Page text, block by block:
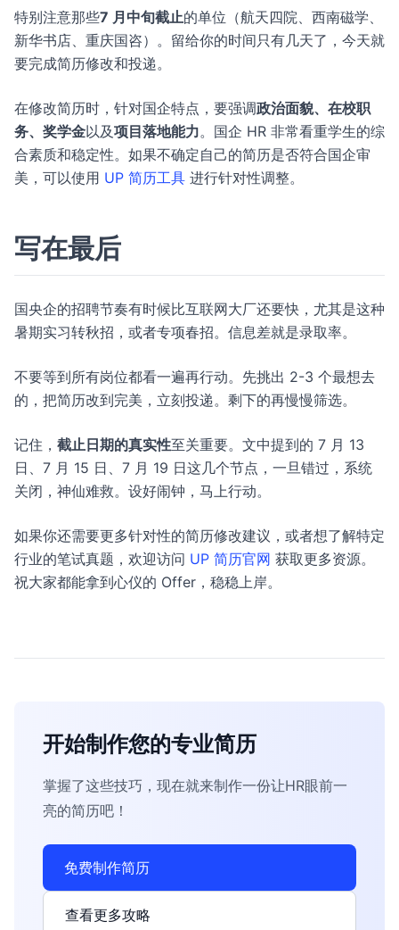
特别注意那些7 月中旬截止的单位（航天四院、西南磁学、
新华书店、重庆国咨）。留给你的时间只有几天了，今天就
要完成简历修改和投递。
在修改简历时，针对国企特点，要强调政治面貌、在校职
务、奖学金以及项目落地能力。国企 HR 非常看重学生的综
合素质和稳定性。如果不确定自己的简历是否符合国企审
美，可以使用 UP 简历工具 进行针对性调整。
写在最后
国央企的招聘节奏有时候比互联网大厂还要快，尤其是这种
暑期实习转秋招，或者专项春招。信息差就是录取率。
不要等到所有岗位都看一遍再行动。先挑出 2-3 个最想去
的，把简历改到完美，立刻投递。剩下的再慢慢筛选。
记住， 截止日期的真实性至关重要。文中提到的 7 月 13
日、7 月 15 日、7 月 19 日这几个节点，一旦错过，系统
关闭，神仙难救。设好闹钟，马上行动。
如果你还需要更多针对性的简历修改建议，或者想了解特定
行业的笔试真题，欢迎访问 UP 简历官网 获取更多资源。
祝大家都能拿到心仪的 Offer，稳稳上岸。
开始制作您的专业简历
掌握了这些技巧，现在就来制作一份让HR眼前一
亮的简历吧！
免费制作简历
查看更多攻略